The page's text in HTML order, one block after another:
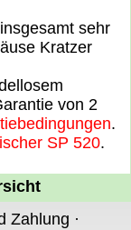
sehr
Kratzer
von 2
.
SP 520.
Zahlung ·